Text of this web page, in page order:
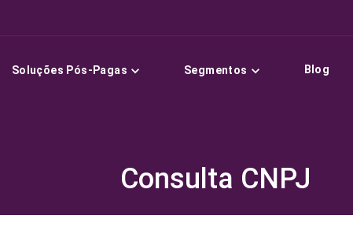
Soluções Pós-Pagas Segmentos Blog
Consulta CNPJ